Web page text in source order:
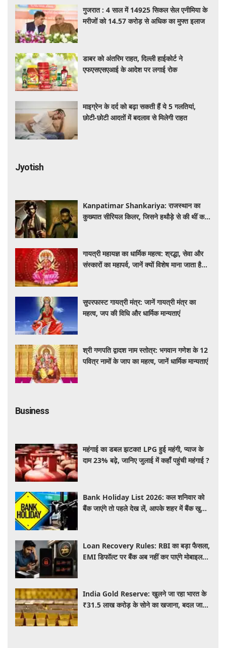
गुजरात : 4 साल में 14925 सिकल सेल एनीमिया के
मरीजों को 14.57 करोड़ से अधिक का मुफ्त इलाज
डाबर को अंतरिम राहत, दिल्ली हाईकोर्ट ने
एफएसएसएआई के आदेश पर लगाई रोक
माइग्रेन के दर्द को बढ़ा सकती हैं ये 5 गलतियां,
छोटी-छोटी आदतों में बदलाव से मिलेगी राहत
Jyotish
Kanpatimar Shankariya: राजस्थान का
कुख्यात सीरियल किलर, जिसने हथौड़े से की थीं कई
गायत्री महायज्ञ का धार्मिक महत्व: श्रद्धा, सेवा और
संस्कारों का महापर्व, जानें क्यों विशेष माना जाता है
सुपरफास्ट गायत्री मंत्र: जानें गायत्री मंत्र का
महत्व, जप की विधि और धार्मिक मान्यताएं
श्री गणपति द्वादश नाम स्तोत्र: भगवान गणेश के 12
पवित्र नामों के जाप का महत्व, जानें धार्मिक मान्यताएं
Business
महंगाई का डबल झटका! LPG हुई महंगी, प्याज के
दाम 23% बढ़े, जानिए जुलाई में कहाँ पहुंची महंगाई ?
Bank Holiday List 2026: कल शनिवार को
बैंक जाएंगे तो पहले देख लें, आपके शहर में बैंक खुले
Loan Recovery Rules: RBI का बड़ा फैसला,
EMI डिफॉल्ट पर बैंक अब नहीं कर पाएंगे मोबाइल
India Gold Reserve: खुलने जा रहा भारत के
₹31.5 लाख करोड़ के सोने का खजाना, बदल जाएगा